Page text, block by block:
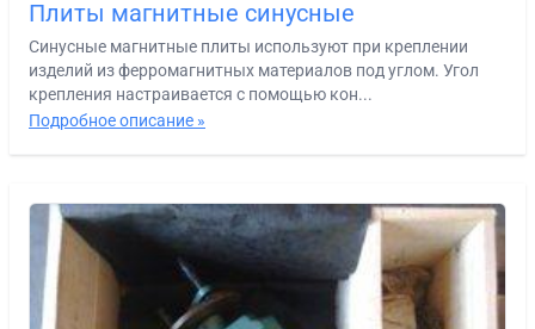
Плиты магнитные синусные
Синусные магнитные плиты используют при креплении
изделий из ферромагнитных материалов под углом. Угол
крепления настраивается с помощью кон...
Подробное описание »